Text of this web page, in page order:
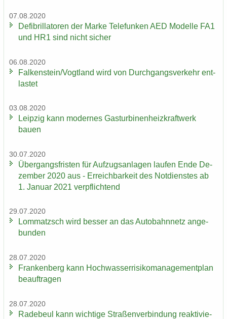
07.08.2020
De­fi­bril­la­to­ren der Marke Te­le­fun­ken AED Mo­del­le FA1
und HR1 sind nicht si­cher
06.08.2020
Fal­ken­stein/Vogt­land wird von Durch­gangs­ver­kehr ent­
las­tet
03.08.2020
Leip­zig kann mo­der­nes Gas­tur­bi­nen­heiz­kraft­werk
bauen
30.07.2020
Über­gangs­fris­ten für Auf­zugs­an­la­gen lau­fen Ende De­
zem­ber 2020 aus - Er­reich­bar­keit des Not­diens­tes ab
1. Ja­nu­ar 2021 ver­pflich­tend
29.07.2020
Lom­matzsch wird bes­ser an das Au­to­bahn­netz an­ge­
bun­den
28.07.2020
Fran­ken­berg kann Hoch­was­ser­ri­si­ko­ma­nage­ment­plan
be­auf­tra­gen
28.07.2020
Ra­de­beul kann wich­ti­ge Stra­ßen­ver­bin­dung re­ak­ti­vie­